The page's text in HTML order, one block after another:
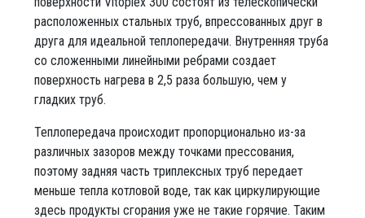
расположенных стальных труб, впрессованных друг в
друга для идеальной теплопередачи. Внутренняя труба
со сложенными линейными ребрами создает
поверхность нагрева в 2,5 раза большую, чем у
гладких труб.
Теплопередача происходит пропорционально из-за
различных зазоров между точками прессования,
поэтому задняя часть триплексных труб передает
меньше тепла котловой воде, так как циркулирующие
здесь продукты сгорания уже не такие горячие. Таким